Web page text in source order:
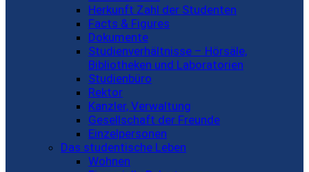
Herkunft Zahl der Studenten
Facts & Figures
Dokumente
Studienverhältnisse – Hörsäle,
Bibliotheken und Laboratorien
Studienbüro
Rektor
Kanzler, Verwaltung
Gesellschaft der Freunde
Einzelpersonen
Das studentische Leben
Wohnen